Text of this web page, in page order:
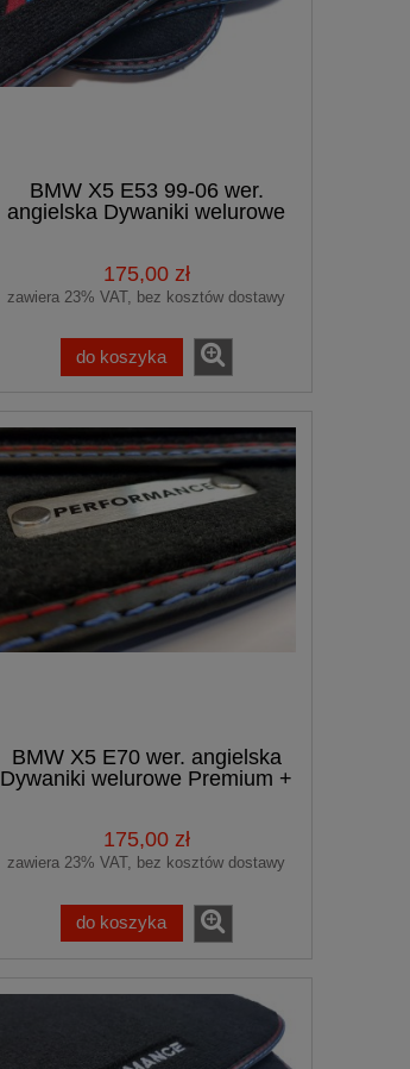
BMW X5 E53 99-06 wer.
angielska Dywaniki welurowe
175,00 zł
zawiera 23% VAT, bez kosztów dostawy
do koszyka
BMW X5 E70 wer. angielska
Dywaniki welurowe Premium +
175,00 zł
zawiera 23% VAT, bez kosztów dostawy
do koszyka